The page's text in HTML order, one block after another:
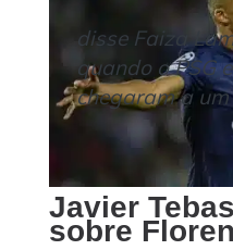
disse Faiza
quando o PSG
chegaram a
Javier
sobre